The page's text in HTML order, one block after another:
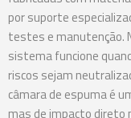
por suporte
testes e manutenção.
sistema funcione
riscos sejam
câmara de espuma é
mas de impacto direto